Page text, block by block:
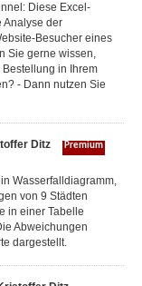
Diese Excel-
Analyse der
Besucher eines
Sie gerne wissen,
in Ihrem
- Dann nutzen Sie
Ditz
Premium
Wasserfalldiagramm,
von 9 Städten
in einer Tabelle
Abweichungen
dargestellt.